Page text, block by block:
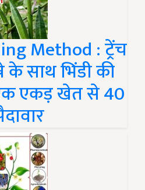
Method : ट्रेंच
के साथ भिंडी की
एकड़ खेत से 40